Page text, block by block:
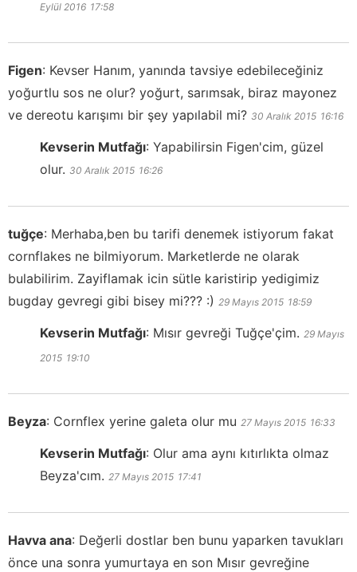
Eylül 2016 17:58
Figen: Kevser Hanım, yanında tavsiye edebileceğiniz
yoğurtlu sos ne olur? yoğurt, sarımsak, biraz mayonez
ve dereotu karışımı bir şey yapılabil mi? 30 Aralık 2015 16:16
Kevserin Mutfağı: Yapabilirsin Figen'cim, güzel
olur. 30 Aralık 2015 16:26
tuğçe: Merhaba,ben bu tarifi denemek istiyorum fakat
cornflakes ne bilmiyorum. Marketlerde ne olarak
bulabilirim. Zayiflamak icin sütle karistirip yedigimiz
bugday gevregi gibi bisey mi??? :) 29 Mayıs 2015 18:59
Kevserin Mutfağı: Mısır gevreği Tuğçe'çim. 29 Mayıs
2015 19:10
Beyza: Cornflex yerine galeta olur mu 27 Mayıs 2015 16:33
Kevserin Mutfağı: Olur ama aynı kıtırlıkta olmaz
Beyza'cım. 27 Mayıs 2015 17:41
Havva ana: Değerli dostlar ben bunu yaparken tavukları
önce una sonra yumurtaya en son Mısır gevreğine